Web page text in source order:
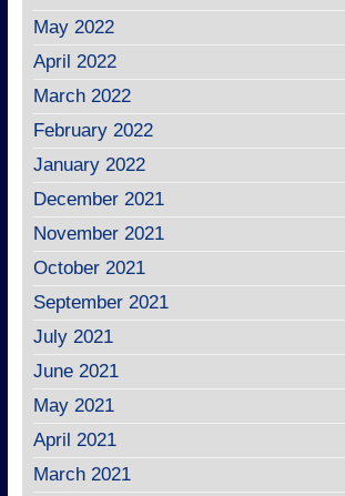
May 2022
April 2022
March 2022
February 2022
January 2022
December 2021
November 2021
October 2021
September 2021
July 2021
June 2021
May 2021
April 2021
March 2021